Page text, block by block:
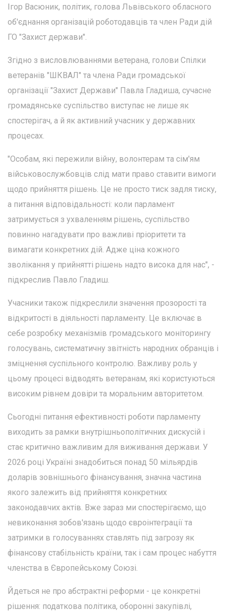
Ігор Васюник, політик, голова Львівського обласного
об'єднання організацій роботодавців та член Ради дій
ГО "Захист держави".
Згідно з висловлюваннями ветерана, голови Спілки
ветеранів "ШКВАЛ" та члена Ради громадської
організації "Захист Держави" Павла Гладиша, сучасне
громадянське суспільство виступає не лише як
спостерігач, а й як активний учасник у державних
процесах.
"Особам, які пережили війну, волонтерам та сім'ям
військовослужбовців слід мати право ставити вимоги
щодо прийняття рішень. Це не просто тиск задля тиску,
а питання відповідальності: коли парламент
затримується з ухваленням рішень, суспільство
повинно нагадувати про важливі пріоритети та
вимагати конкретних дій. Адже ціна кожного
зволікання у прийнятті рішень надто висока для нас", -
підкреслив Павло Гладиш.
Учасники також підкреслили значення прозорості та
відкритості в діяльності парламенту. Це включає в
себе розробку механізмів громадського моніторингу
голосувань, систематичну звітність народних обранців і
зміцнення суспільного контролю. Важливу роль у
цьому процесі відводять ветеранам, які користуються
високим рівнем довіри та моральним авторитетом.
Сьогодні питання ефективності роботи парламенту
виходить за рамки внутрішньополітичних дискусій і
стає критично важливим для виживання держави. У
2026 році Україні знадобиться понад 50 мільярдів
доларів зовнішнього фінансування, значна частина
якого залежить від прийняття конкретних
законодавчих актів. Вже зараз ми спостерігаємо, що
невиконання зобов'язань щодо євроінтеграції та
затримки в голосуваннях ставлять під загрозу як
фінансову стабільність країни, так і сам процес набуття
членства в Європейському Союзі.
Йдеться не про абстрактні реформи - це конкретні
рішення: податкова політика, оборонні закупівлі,